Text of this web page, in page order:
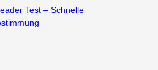
Test – Schnelle